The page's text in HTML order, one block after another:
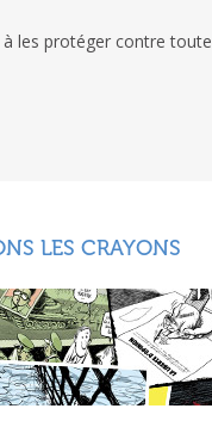
les protéger contre toute
LES CRAYONS